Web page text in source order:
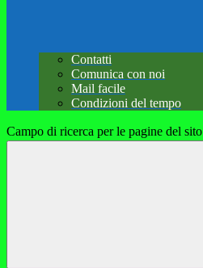
Contatti
Comunica con noi
Mail facile
Condizioni del tempo
Campo di ricerca per le pagine del sito